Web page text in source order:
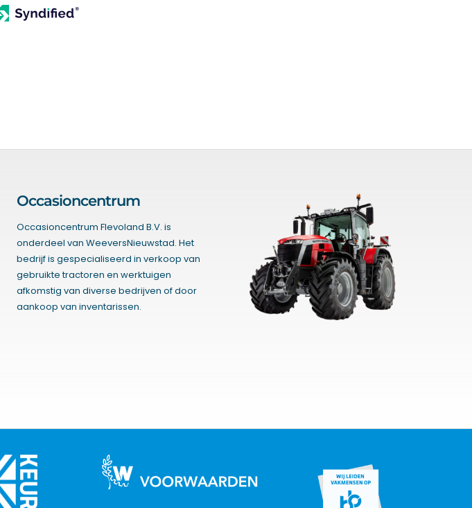
Occasioncentrum
Occasioncentrum Flevoland B.V. is
onderdeel van WeeversNieuwstad. Het
bedrijf is gespecialiseerd in verkoop van
gebruikte tractoren en werktuigen
afkomstig van diverse bedrijven of door
aankoop van inventarissen.